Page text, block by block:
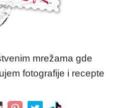
mrežama gde
fotografije i recepte